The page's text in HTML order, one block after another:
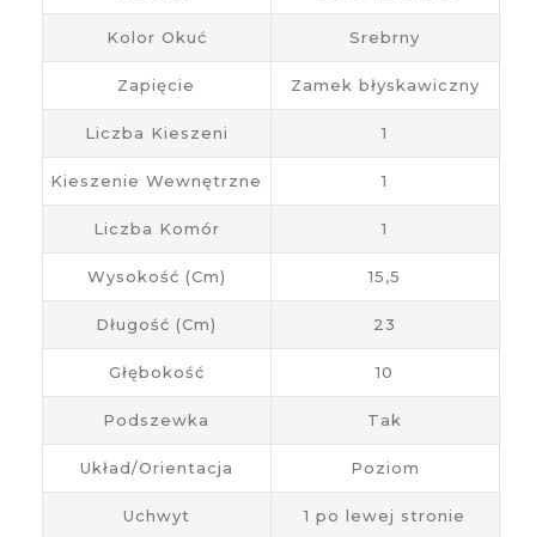
Kolor Okuć Srebrny
Zapięcie Zamek błyskawiczny
Liczba Kieszeni 1
Kieszenie Wewnętrzne 1
Liczba Komór 1
Wysokość (cm) 15,5
Długość (cm) 23
Głębokość 10
Podszewka Tak
Układ/Orientacja Poziom
Uchwyt 1 po lewej stronie